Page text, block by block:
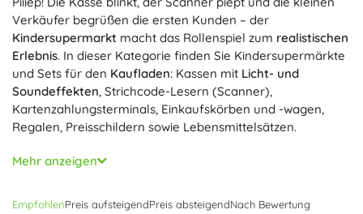
Verkäufer begrüßen die ersten Kunden – der
Kindersupermarkt macht das Rollenspiel zum realistischen
Erlebnis. In dieser Kategorie finden Sie Kindersupermärkte
und Sets für den Kaufladen: Kassen mit Licht- und
Soundeffekten, Strichcode-Lesern (Scanner),
Kartenzahlungsterminals, Einkaufskörben und -wagen,
Regalen, Preisschildern sowie Lebensmittelsätzen.
Das Spiel im Laden fördert
üben Rechnen, entwickeln
logische Denken. Sets für Kinder ab 3+, 4+ und 5+ reichen
Mehr anzeigen
EmpfohlenPreis aufsteigendPreis absteigendNach Bewertung